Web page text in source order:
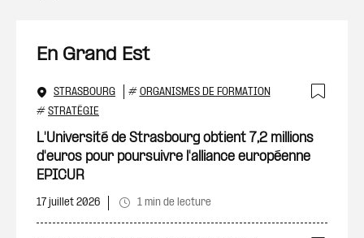
En Grand Est
STRASBOURG # ORGANISMES DE FORMATION
# STRATÉGIE
L'Université de Strasbourg obtient 7,2 millions
d'euros pour poursuivre l'alliance européenne
EPICUR
17 juillet 2026 1 min de lecture